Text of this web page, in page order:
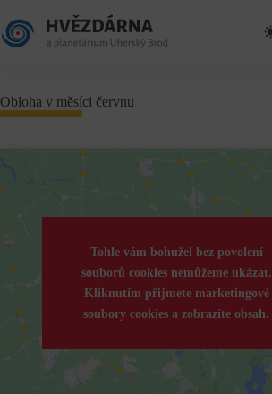
to
content
Obloha v měsíci červnu
Tohle vám bohužel bez povolení
souborů cookies nemůžeme ukázat.
Kliknutím přijmete marketingové
soubory cookies a zobrazíte obsah.